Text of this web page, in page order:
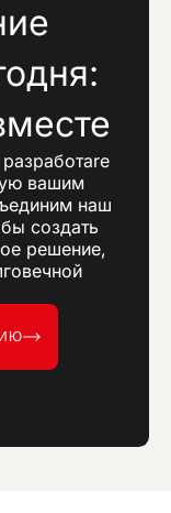
вашим
наш
создать
решение,